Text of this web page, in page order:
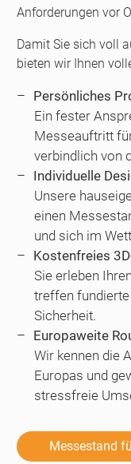
Anforderungen vor
Damit Sie sich voll
bieten wir Ihnen
Persönliches
Ein fester
Messeauftritt
verbindlich von
Individuelle
Unsere
einen
und sich im
Kostenfreies
Sie erleben
treffen
Sicherheit.
Europaweite
Wir kennen die
Europas und
stressfreie
Messestand